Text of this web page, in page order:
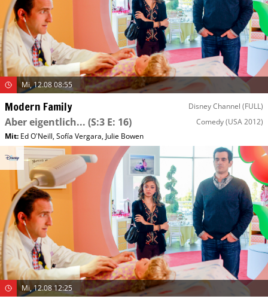
Mi, 12.08 08:55
Modern Family Disney Channel (FULL)
Aber eigentlich... (S:3 E: 16) Comedy(USA 2012)
Mit: Ed O'Neill,Sofía Vergara, Julie Bowen
Mi, 12.08 12:25